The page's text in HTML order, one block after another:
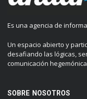
Es una agencia de
Un espacio abierto y
desafiando las lógicas,
comunicación
SOBRE NOSOTROS